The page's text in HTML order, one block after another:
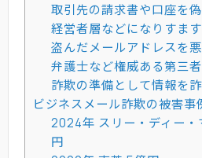
取引先の請求書や口座を
経営者層などになりすま
盗んだメールアドレスを
弁護士など権威ある第三
詐欺の準備として情報を
ビジネスメール詐欺の被害事
2024年 スリー・ディー
円